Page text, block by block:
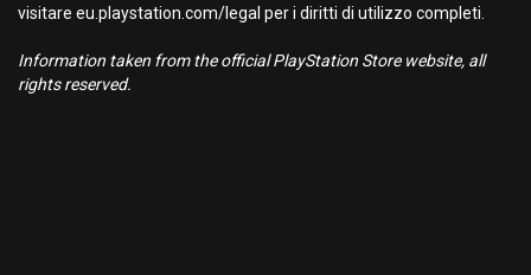
visitare eu.playstation.com/legal per i diritti di utilizzo completi.
Information taken from the official PlayStation Store website, all
rights reserved.